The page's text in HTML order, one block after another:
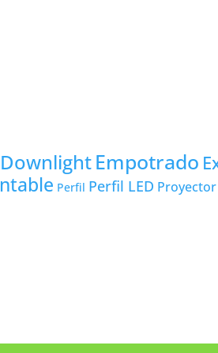
DownlightEmpotrado
Perfil Perfil LED Proyector